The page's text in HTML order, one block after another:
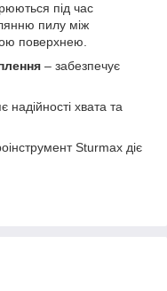
під час
пилу між
поверхнею.
– забезпечує
надійності хвата та
Sturmax діє